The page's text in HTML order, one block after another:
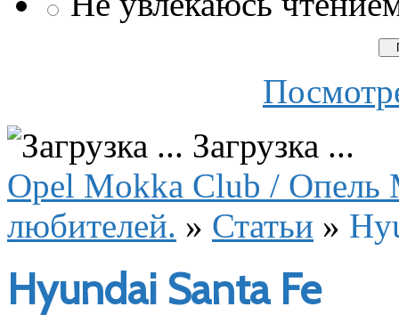
Загрузка ...
Opel Mokka Club / Опель
любителей. » Статьи »
Hyundai Santa Fe